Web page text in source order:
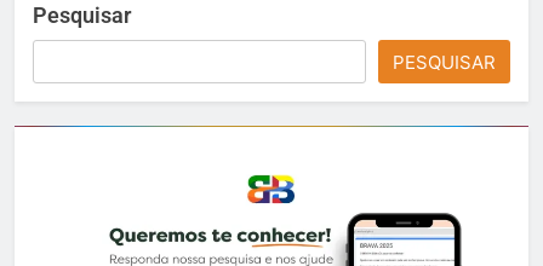
Pesquisar
PESQUISAR